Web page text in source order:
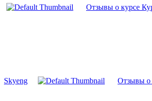
Отзывы о курсе
Skyeng Отзывы о